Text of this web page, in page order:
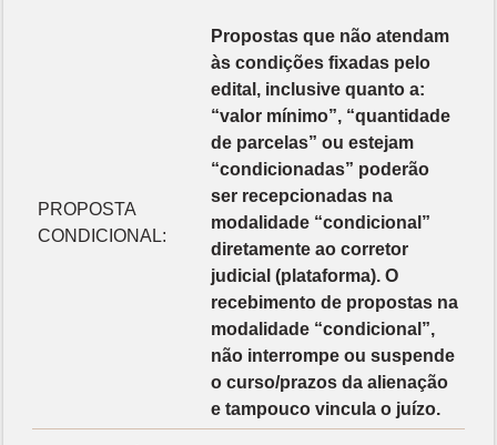
PROPOSTA
CONDICIONAL:
Propostas que não atendam
às condições fixadas pelo
edital, inclusive quanto a:
“valor mínimo”, “quantidade
de parcelas” ou estejam
“condicionadas” poderão
ser recepcionadas na
modalidade “condicional”
diretamente ao corretor
judicial (plataforma). O
recebimento de propostas na
modalidade “condicional”,
não interrompe ou suspende
o curso/prazos da alienação
e tampouco vincula o juízo.